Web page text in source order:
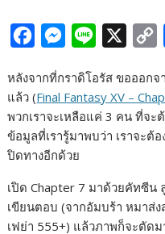
c
e
b
o
o
k
M
s
s
e
n
e
r
n
e
p
y
L
n
k
หลังจากที่กราดิโอรัส ขอออก
แล้ว (Final Fantasy XV –
พวกเราจะเหลือแค่ 3 คน ที่จะ
ข้อมูลที่เรารู้มาพบว่า เราจะต้
ปิดทางอีกด้วย
เปิด Chapter 7 มาด้วยคัทซี
เขียนตอบ (จากอัมบร้า หมาส่
เฟย่า 555+) แล้วภาพก็จะตัด